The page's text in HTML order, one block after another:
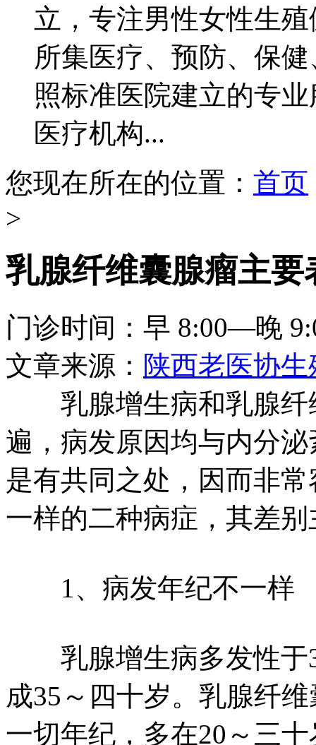
立，专注男性女性生
所集医疗、预防、保
照标准医院建立的专
医疗机构...
您现在所在的位置： 首页
>
乳腺纤维囊腺瘤主要
门诊时间：早 8:00—晚
文章来源： 陕西老医协
乳腺增生病和乳腺纤
遍，病发原因均与内分
是有共同之处，因而非
一样的二种病症，其差
1、病发年纪不一样
乳腺增生病多发性于
成35～四十岁。乳腺纤
一切年纪，多在20～三